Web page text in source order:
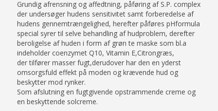
Grundig afrensning og affedtning, påføring af S.P. complex
der undersøger hudens sensitivitet samt forberedelse af
hudens gennemtrængelighed, herefter påføres pHformula
special syrer til selve behandling af hudproblem, derefter
beroligelse af huden i form af grøn te maske som bl.a
indeholder coenzymet Q10, Vitamin E,Citrongræs,
der tilfører masser fugt,derudover har den en yderst
omsorgsfuld effekt på moden og krævende hud og
beskytter mod rynker.
Som afslutning en fugtgivende opstrammende creme og
en beskyttende solcreme.